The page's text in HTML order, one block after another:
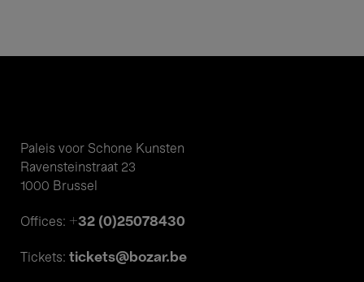
Paleis voor Schone Kunsten
Ravensteinstraat 23
1000 Brussel
Offices: +32 (0)25078430
Tickets: tickets@bozar.be